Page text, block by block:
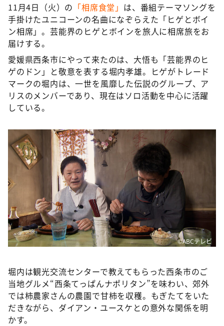
探偵！ナイトスクープ
news おかえり
河合＆A.B.C-Z塚田×福井アナ「なんでやねん！？」
（news おかえり）
DAIGOも台所 ～きょうの献立 何にする？～
本日はダイアンなり！シーズン２
朝だ！生です旅サラダ
教えて！ニュースライブ 正義のミカタ
ＬＩＦＥ～夢のカタチ～
新婚さんいらっしゃい！
ポツンと一軒家
ザキ山小屋本館
ぺこぱのまるスポ
アナ回覧板
11月4日（火）の 「相席食堂」 は、番組テーマソングを
手掛けたユニコーンの名曲になぞらえた「ヒゲとボイ
ン相席」。芸能界のヒゲとボインを旅人に相席旅をお
届けする。
愛媛県西条市にやって来たのは、大悟も「芸能界のヒ
ゲのドン」と敬意を表する堀内孝雄。ヒゲがトレード
マークの堀内は、一世を風靡した伝説のグループ、ア
リスのメンバーであり、現在はソロ活動を中心に活躍
している。
©ABCテレビ
堀内は観光交流センターで教えてもらった西条市のご
当地グルメ“西条てっぱんナポリタン”を味わい、郊外
では柿農家さんの農園で甘柿を収穫。もぎたてをいた
だきながら、ダイアン・ユースケとの意外な関係を明
かす。